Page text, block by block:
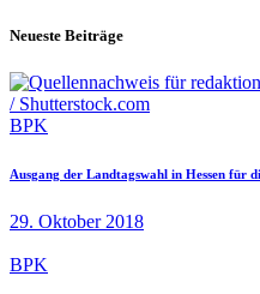
Neueste Beiträge
BPK
Ausgang der Landtagswahl in Hessen für
29. Oktober 2018
BPK